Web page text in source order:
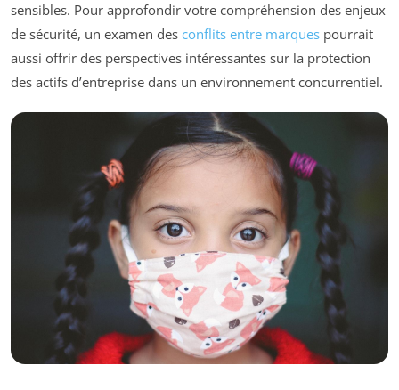
sensibles. Pour approfondir votre compréhension des enjeux
de sécurité, un examen des conflits entre marques pourrait
aussi offrir des perspectives intéressantes sur la protection
des actifs d’entreprise dans un environnement concurrentiel.